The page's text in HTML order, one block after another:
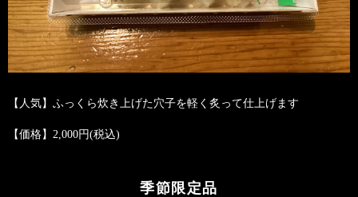
【人気】ふっくら炊き上げた穴子を軽く炙って仕上げます
【価格】2,000円(税込)
季節限定品